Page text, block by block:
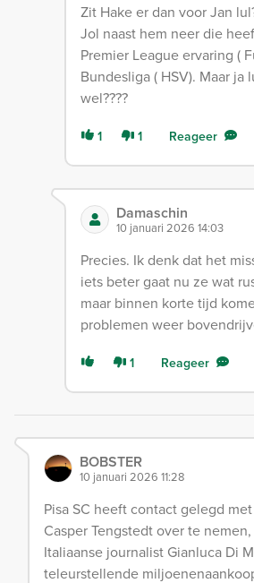
Zit Hake er dan voor Jan
Jol naast hem neer die
Premier League ervaring (
Bundesliga ( HSV). Maar ja
wel????
1 1 Reageer
Damaschin
10 januari 2026 14:03
Precies. Ik denk dat het
iets beter gaat nu ze wat
maar binnen korte tijd
problemen weer
1 Reageer
BOBSTER
10 januari 2026 11:28
Pisa SC heeft contact gelegd
Casper Tengstedt over te
Italiaanse journalist Gianluca Di
teleurstellende